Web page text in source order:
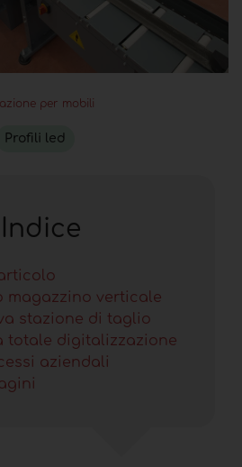
per mobili
Profili led
Indice
magazzino verticale
stazione di taglio
totale digitalizzazione
aziendali